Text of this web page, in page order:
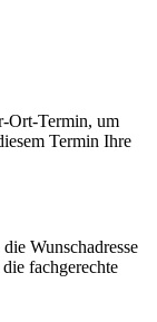
Ort-Termin, um
Termin Ihre
Wunschadresse
fachgerechte